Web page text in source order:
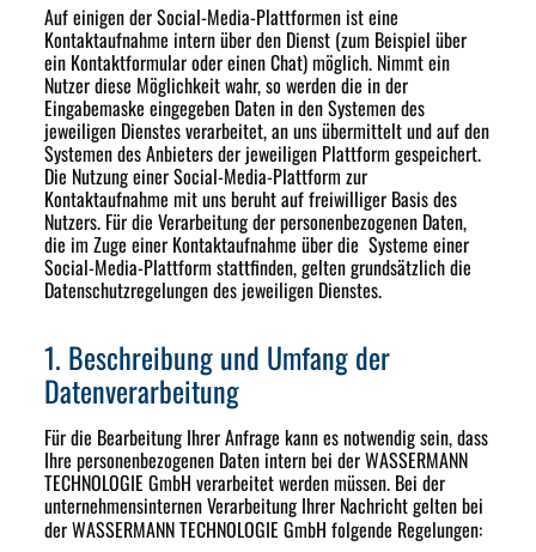
Auf einigen der Social-Media-Plattformen ist eine
Kontaktaufnahme intern über den Dienst (zum Beispiel über
ein Kontaktformular oder einen Chat) möglich. Nimmt ein
Nutzer diese Möglichkeit wahr, so werden die in der
Eingabemaske eingegeben Daten in den Systemen des
jeweiligen Dienstes verarbeitet, an uns übermittelt und auf den
Systemen des Anbieters der jeweiligen Plattform gespeichert.
Die Nutzung einer Social-Media-Plattform zur
Kontaktaufnahme mit uns beruht auf freiwilliger Basis des
Nutzers. Für die Verarbeitung der personenbezogenen Daten,
die im Zuge einer Kontaktaufnahme über die Systeme einer
Social-Media-Plattform stattfinden, gelten grundsätzlich die
Datenschutzregelungen des jeweiligen Dienstes.
1. Beschreibung und Umfang der
Datenverarbeitung
Für die Bearbeitung Ihrer Anfrage kann es notwendig sein, dass
Ihre personenbezogenen Daten intern bei der WASSERMANN
TECHNOLOGIE GmbH verarbeitet werden müssen. Bei der
unternehmensinternen Verarbeitung Ihrer Nachricht gelten bei
derWASSERMANN TECHNOLOGIE GmbH folgende Regelungen: